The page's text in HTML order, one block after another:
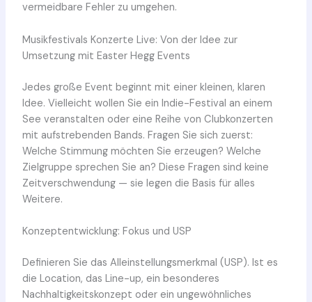
vermeidbare Fehler zu umgehen.
Musikfestivals Konzerte Live: Von der Idee zur
Umsetzung mit Easter Hegg Events
Jedes große Event beginnt mit einer kleinen, klaren
Idee. Vielleicht wollen Sie ein Indie-Festival an einem
See veranstalten oder eine Reihe von Clubkonzerten
mit aufstrebenden Bands. Fragen Sie sich zuerst:
Welche Stimmung möchten Sie erzeugen? Welche
Zielgruppe sprechen Sie an? Diese Fragen sind keine
Zeitverschwendung — sie legen die Basis für alles
Weitere.
Konzeptentwicklung: Fokus und USP
Definieren Sie das Alleinstellungsmerkmal (USP). Ist es
die Location, das Line-up, ein besonderes
Nachhaltigkeitskonzept oder ein ungewöhnliches